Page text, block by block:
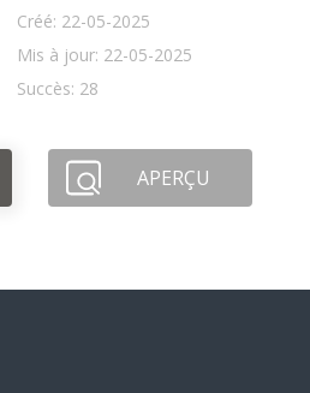
Créé: 22-05-2025
Mis à jour: 22-05-2025
Succès: 28
APERÇU